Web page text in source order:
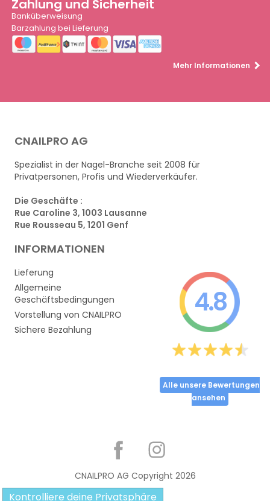
Zahlung und Sicherheit
Banküberweisung
Barzahlung bei Lieferung
Mehr Informationen
CNAILPRO AG
Spezialist in der Nagel-Branche seit 2008 für
Privatpersonen, Profis und Wiederverkäufer.
Die Geschäfte :
Rue Caroline 3, 1003 Lausanne
Rue Rousseau 5, 1201 Genf
INFORMATIONEN
Lieferung
Allgemeine
Geschäftsbedingungen
Vorstellung von CNAILPRO
Sichere Bezahlung
4.8
Alle unsere Bewertungen
ansehen
CNAILPRO AG Copyright 2026
Kontrolliere deine Privatsphäre